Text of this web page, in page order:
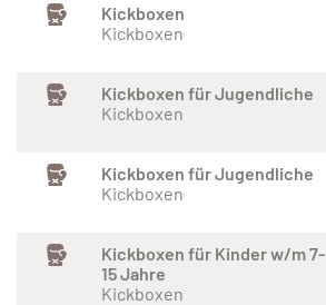
Kickboxen
Kickboxen
Kickboxen für Jugendliche
Kickboxen
Kickboxen für Jugendliche
Kickboxen
Kickboxen für Kinder w/m 7-
15 Jahre
Kickboxen